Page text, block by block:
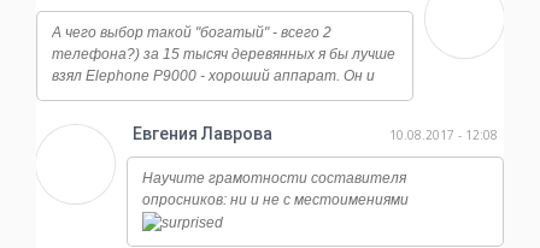
А чего выбор такой "богатый" - всего 2
телефона?) за 15 тысяч деревянных я бы лучше
взял Elephone P9000 - хороший аппарат. Он и
работает ничуть не хуже, и камера у него
отличается от всех этих сяоми и мейзу по
дизайну, смотрится намного дороже.
Евгения Лаврова 10.08.2017 - 12:08
Научите грамотности составителя
опросников: ни и не с местоимениями